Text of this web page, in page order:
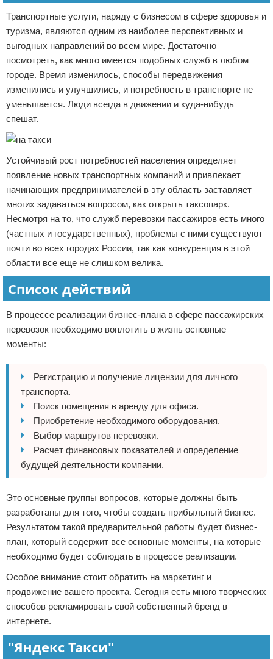
Транспортные услуги, наряду с бизнесом в сфере здоровья и
туризма, являются одним из наиболее перспективных и
выгодных направлений во всем мире. Достаточно
посмотреть, как много имеется подобных служб в любом
городе. Время изменилось, способы передвижения
изменились и улучшились, и потребность в транспорте не
уменьшается. Люди всегда в движении и куда-нибудь
спешат.
Устойчивый рост потребностей населения определяет
появление новых транспортных компаний и привлекает
начинающих предпринимателей в эту область заставляет
многих задаваться вопросом, как открыть таксопарк.
Несмотря на то, что служб перевозки пассажиров есть много
(частных и государственных), проблемы с ними существуют
почти во всех городах России, так как конкуренция в этой
области все еще не слишком велика.
Список действий
В процессе реализации бизнес-плана в сфере пассажирских
перевозок необходимо воплотить в жизнь основные
моменты:
Регистрацию и получение лицензии для личного
транспорта.
Поиск помещения в аренду для офиса.
Приобретение необходимого оборудования.
Выбор маршрутов перевозки.
Расчет финансовых показателей и определение
будущей деятельности компании.
Это основные группы вопросов, которые должны быть
разработаны для того, чтобы создать прибыльный бизнес.
Результатом такой предварительной работы будет бизнес-
план, который содержит все основные моменты, на которые
необходимо будет соблюдать в процессе реализации.
Особое внимание стоит обратить на маркетинг и
продвижение вашего проекта. Сегодня есть много творческих
способов рекламировать свой собственный бренд в
интернете.
"Яндекс Такси"